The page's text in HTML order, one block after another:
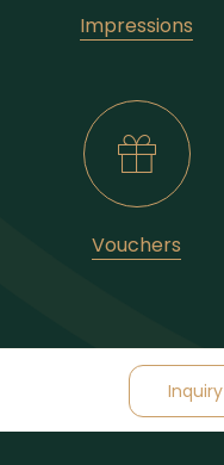
Impressions
Vouchers
Inquiry